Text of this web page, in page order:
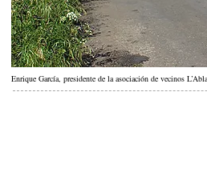
Enrique García, presidente de la asociación de vecinos